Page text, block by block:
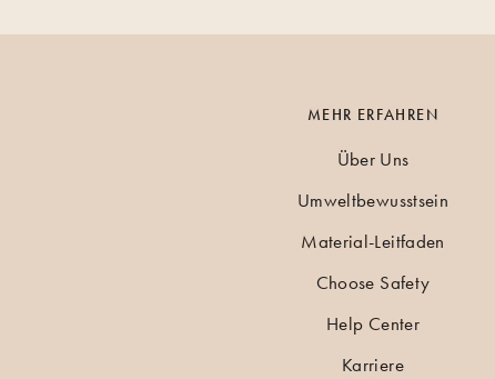
MEHR ERFAHREN
Über Uns
Umweltbewusstsein
Material-Leitfaden
Choose Safety
Help Center
Karriere